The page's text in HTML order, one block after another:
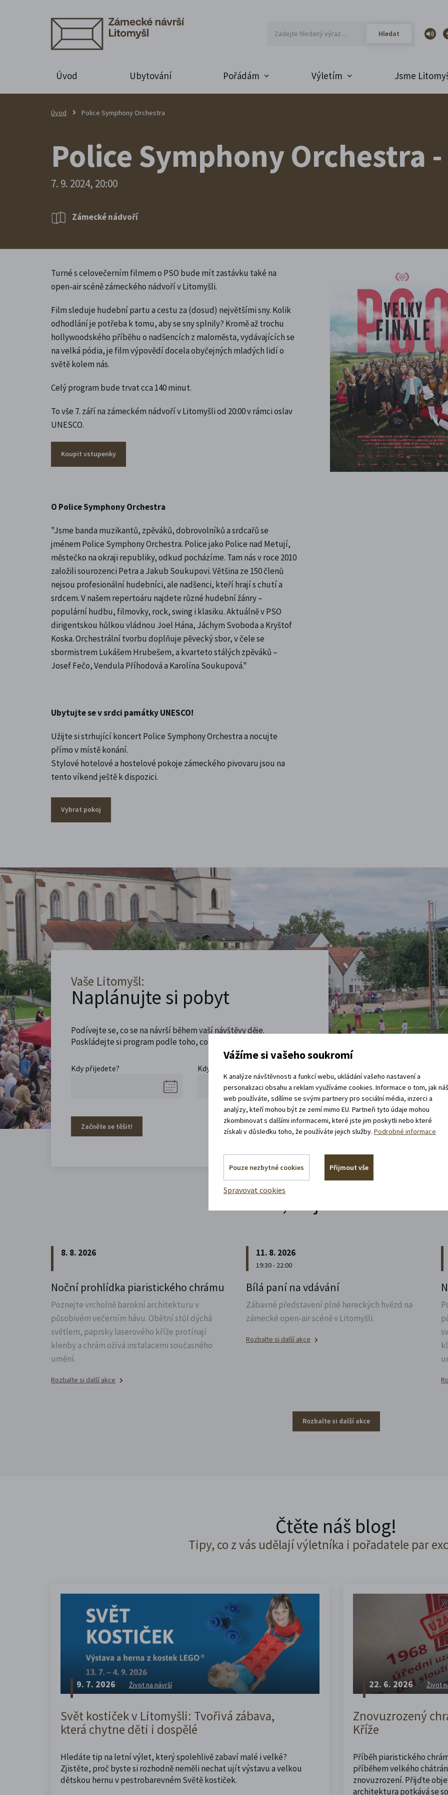
Úvod Ubytování Pořádám Výletím Jsme
Úvod Police Symphony Orchestra
Police Symphony Orchestra
7. 9. 2024, 20:00
Zámecké nádvoří
Turné s celovečerním filmem o PSO bude mít zastávku také na
open-air scéně zámeckého nádvoří v Litomyšli.
Film sleduje hudební partu a cestu za (dosud) největšími sny. Kolik
odhodlání je potřeba k tomu, aby se sny splnily? Kromě až trochu
hollywoodského příběhu o nadšencích z maloměsta, vydávajících se
na velká pódia, je film výpovědí docela obyčejných mladých lidí o
světě kolem nás.
Celý program bude trvat cca 140 minut.
To vše 7. září na zámeckém nádvoří v Litomyšli od 20:00 v rámci oslav
UNESCO.
Koupit vstupenky
O Police Symphony Orchestra
"Jsme banda muzikantů, zpěváků, dobrovolníků a srdcařů se
jménem Police Symphony Orchestra. Police jako Police nad Metují,
městečko na okraji republiky, odkud pocházíme. Tam nás v roce 2010
založili sourozenci Petra a Jakub Soukupovi. Většina ze 150 členů
nejsou profesionální hudebníci, ale nadšenci, kteří hrají s chutí a
srdcem. V našem repertoáru najdete různé hudební žánry –
populární hudbu, filmovky, rock, swing i klasiku. Aktuálně v PSO
dirigentskou hůlkou vládnou Joel Hána, Jáchym Svoboda a Kryštof
Koska. Orchestrální tvorbu doplňuje pěvecký sbor, v čele se
sbormistrem Lukášem Hrubešem, a kvarteto stálých zpěváků –
Josef Fečo, Vendula Příhodová a Karolína Soukupová."
Ubytujte se v srdci památky UNESCO!
Užijte si strhující koncert Police Symphony Orchestra a nocujte
přímo v místě konání.
Stylové hotelové a hostelové pokoje zámeckého pivovaru jsou na
tento víkend ještě k dispozici.
Vybrat pokoj
Vaše Litomyšl:
Naplánujte si pobyt
Podívejte se, co se na návrší během vaší návštěvy děje.
Poskládejte si program podle toho, co máte rádi.
Kdy přijedete? Kdy se vracíte domů?
Začněte se těšit!
8. 8. 2026
Noční prohlídka piaristického chrámu
Poznejte vrcholně barokní architekturu v
působivém večerním hávu. Obětní stůl dýchá
světlem, paprsky laserového kříže protínají
klenby a chrám ožívá instalacemi současného
umění.
Rozbalte si další akce
11. 8. 2026
19:30 - 22:00
Bílá paní na vdávání
Zábavné představení plné hereckých hvězd na
zámecké open-air scéně v Litomyšli.
Rozbalte si další akce
Rozbalte si další akce
Čtěte náš blog!
Tipy, co z vás udělají výletníka i pořadatele par
9. 7. 2026 Život na návrší
Svět kostiček v Litomyšli: Tvořivá zábava,
která chytne děti i dospělé
Hledáte tip na letní výlet, který spolehlivě zabaví malé i velké?
Zjistěte, proč byste si rozhodně neměli nechat ujít výstavu a velkou
dětskou hernu v pestrobarevném Světě kostiček.
22. 6. 2026 Život
Znovuzrozený
Kříže
Příběh piaristického
příběhem velkého
znovuzrození. Přijďte
architektura potkává se
Vážíme si vašeho soukromí
K analýze návštěvnosti a funkcí webu, ukládání vašeho nastavení a
personalizaci obsahu a reklam využíváme cookies. Informace o tom, jak
web používáte, sdílíme se svými partnery pro sociální média, inzerci a
analýzy, kteří mohou být ze zemí mimo EU. Partneři tyto údaje mohou
zkombinovat s dalšími informacemi, které jste jim poskytli nebo které
získali v důsledku toho, že používáte jejich služby.Podrobné informace
Pouze nezbytné cookies Přijmout vše
Spravovat cookies